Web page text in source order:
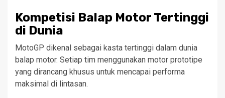
Kompetisi Balap Motor Tertinggi
di Dunia
MotoGP dikenal sebagai kasta tertinggi dalam dunia
balap motor. Setiap tim menggunakan motor prototipe
yang dirancang khusus untuk mencapai performa
maksimal di lintasan.